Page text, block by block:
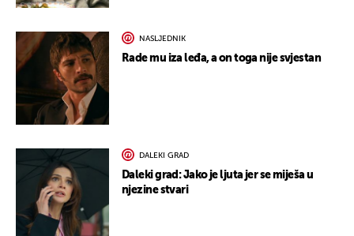
NASLJEDNIK
Rade mu iza leđa, a on toga nije svjestan
DALEKI GRAD
Daleki grad: Jako je ljuta jer se miješa u
njezine stvari